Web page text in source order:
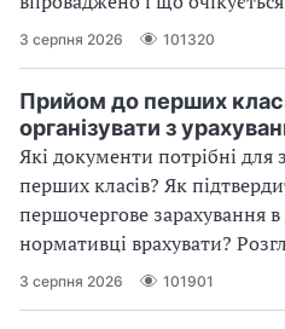
3 серпня 2026 101320
Прийом до перших
організувати з
Які документи потрібні для
перших класів? Як
першочергове зарахування
нормативці врахувати?
3 серпня 2026 101901